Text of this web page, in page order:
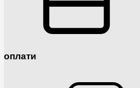
оплати